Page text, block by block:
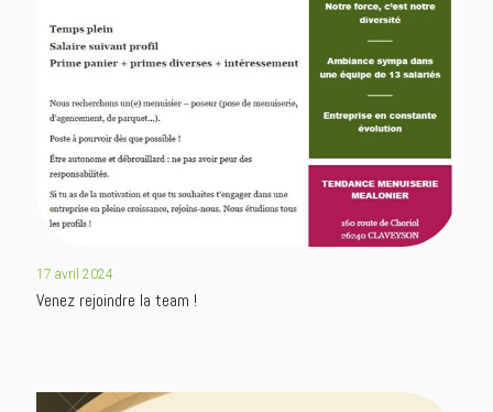
17 avril 2024
Venez rejoindre la team !